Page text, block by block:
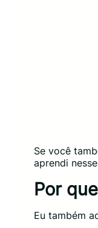
Se você
aprendi
Por
Eu também